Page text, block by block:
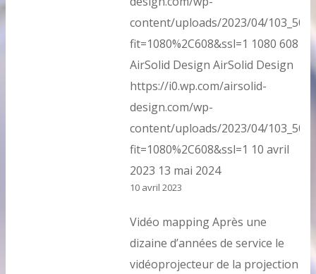
content/uploads/2023/04/
fit=1080%2C608&ssl=1 1080 608
AirSolid Design AirSolid Design
https://i0.wp.com/airsolid-
design.com/wp-
content/uploads/2023/04/
fit=1080%2C608&ssl=1 10 avril
2023 13 mai 2024
10 avril 2023
Vidéo mapping Après une
dizaine d’années de service le
vidéoprojecteur de la projection